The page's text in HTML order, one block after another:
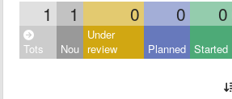
1 1 0 0 0
Tots Nou
Under
review
Planned Started